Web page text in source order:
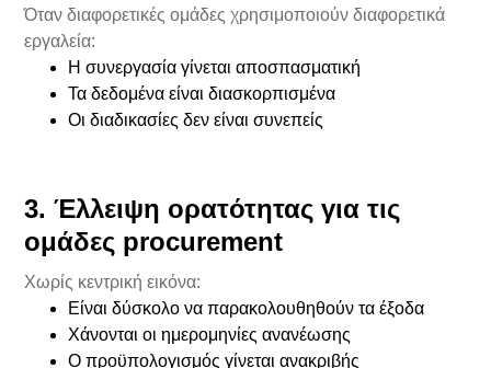
Όταν διαφορετικές ομάδες χρησιμοποιούν διαφορετικά
εργαλεία:
Η συνεργασία γίνεται αποσπασματική
Τα δεδομένα είναι διασκορπισμένα
Οι διαδικασίες δεν είναι συνεπείς
3. Έλλειψη ορατότητας για τις
ομάδες procurement
Χωρίς κεντρική εικόνα:
Είναι δύσκολο να παρακολουθηθούν τα έξοδα
Χάνονται οι ημερομηνίες ανανέωσης
Ο προϋπολογισμός γίνεται ανακριβής